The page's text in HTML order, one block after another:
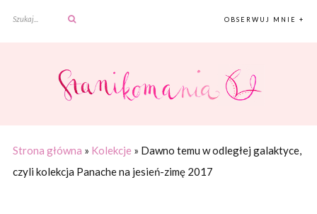
OBSERWUJ MNIE +
Strona główna » Kolekcje » Dawno temu w odległej galaktyce,
czyli kolekcja Panache na jesień-zimę 2017